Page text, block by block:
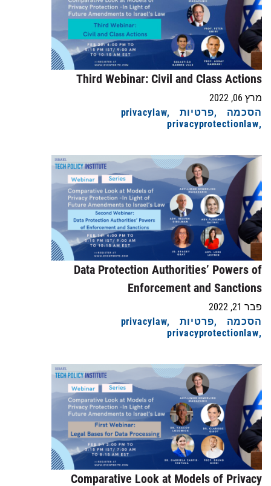
Third Webinar: Civil and Class Actions
מרץ 06, 2022
הסכמה
פרטיות
privacylaw
privacyprotectionlaw
Data Protection Authorities’ Powers of
Enforcement and Sanctions
פבר 21, 2022
הסכמה
פרטיות
privacylaw
privacyprotectionlaw
Comparative Look at Models of Privacy